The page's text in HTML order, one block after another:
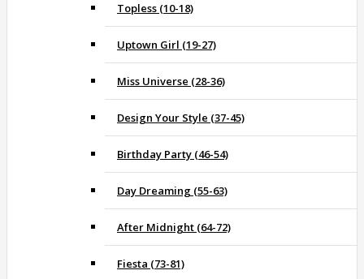
Topless (10-18)
Uptown Girl (19-27)
Miss Universe (28-36)
Design Your Style (37-45)
Birthday Party (46-54)
Day Dreaming (55-63)
After Midnight (64-72)
Fiesta (73-81)